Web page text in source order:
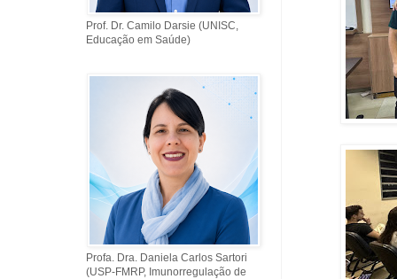
Prof. Dr. Camilo Darsie (UNISC,
Educação em Saúde)
Profa. Dra. Daniela Carlos Sartori
(USP-FMRP, Imunorregulação de